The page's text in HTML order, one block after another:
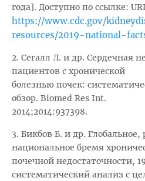
года]. Доступно по ссылке:
https://www.cdc.gov/
resources/2019-national-
2. Сегалл Л. и др. Сердечная
пациентов с хронической
болезнью почек:
обзор. Biomed Res Int.
2014;2014:937398.
3. Бикбов Б. и др. Глобальное,
национальное бремя
почечной недостаточности,
систематический анализ с